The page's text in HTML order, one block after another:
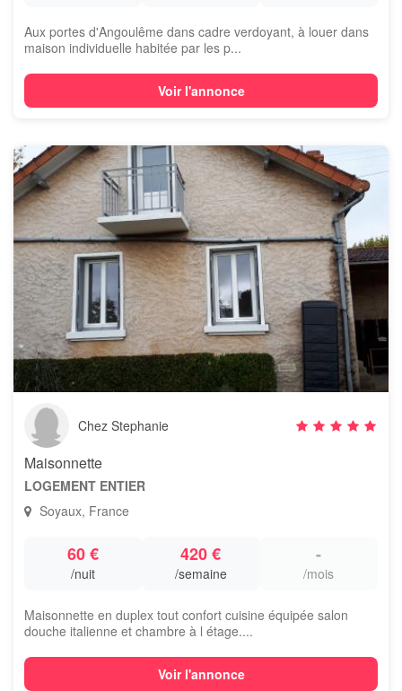
Aux portes d'Angoulême dans cadre verdoyant, à louer dans
maison individuelle habitée par les p...
Voir l'annonce
Chez Stephanie
Maisonnette
LOGEMENT ENTIER
Soyaux, France
60 €
/nuit
420 €
/semaine
-
/mois
Maisonnette en duplex tout confort cuisine équipée salon
douche italienne et chambre à l étage....
Voir l'annonce